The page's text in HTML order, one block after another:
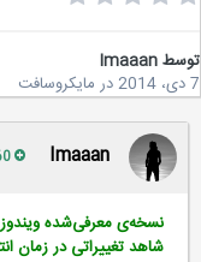
Imaaan
درمایکروسافت
Imaaan
شاهد تغییراتی در زمان